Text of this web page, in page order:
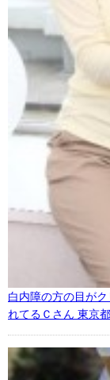
白内障の方の目が
れてるＣさん 東京